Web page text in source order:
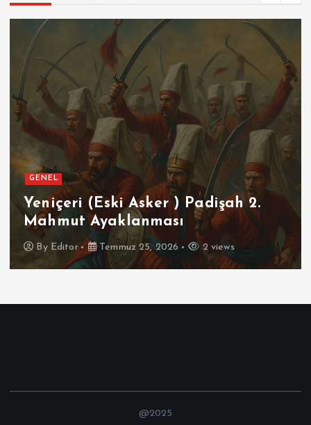
GENEL SPOR
Futbolun Zirvesinde Yeniden
İspanya
By Editor Temmuz 16, 2026 3 views
@2025